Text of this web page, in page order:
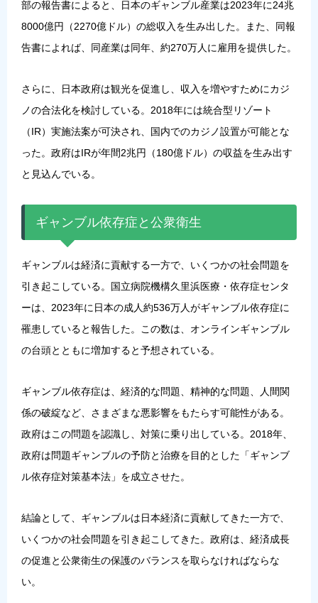
部の報告書によると、日本のギャンブル産業は2023年に24兆
8000億円（2270億ドル）の総収入を生み出した。また、同報
告書によれば、同産業は同年、約270万人に雇用を提供した。
さらに、日本政府は観光を促進し、収入を増やすためにカジ
ノの合法化を検討している。2018年には統合型リゾート
（IR）実施法案が可決され、国内でのカジノ設置が可能とな
った。政府はIRが年間2兆円（180億ドル）の収益を生み出す
と見込んでいる。
ギャンブル依存症と公衆衛生
ギャンブルは経済に貢献する一方で、いくつかの社会問題を
引き起こしている。国立病院機構久里浜医療・依存症センタ
ーは、2023年に日本の成人約536万人がギャンブル依存症に
罹患していると報告した。この数は、オンラインギャンブル
の台頭とともに増加すると予想されている。
ギャンブル依存症は、経済的な問題、精神的な問題、人間関
係の破綻など、さまざまな悪影響をもたらす可能性がある。
政府はこの問題を認識し、対策に乗り出している。2018年、
政府は問題ギャンブルの予防と治療を目的とした「ギャンブ
ル依存症対策基本法」を成立させた。
結論として、ギャンブルは日本経済に貢献してきた一方で、
いくつかの社会問題を引き起こしてきた。政府は、経済成長
の促進と公衆衛生の保護のバランスを取らなければならな
い。